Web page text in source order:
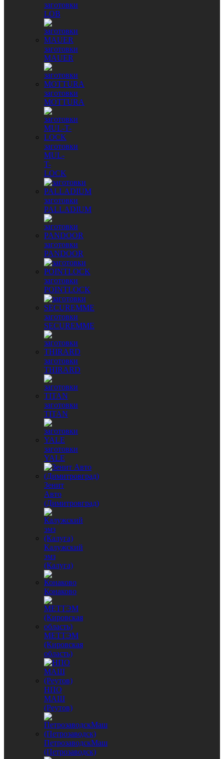
заготовки
LOB
заготовки
MAUER
заготовки
MOTTURA
заготовки
MUL-
T-
LOCK
заготовки
PALLADIUM
заготовки
PANDOOR
заготовки
POINTLOCK
заготовки
SECUREMME
заготовки
THIRARD
заготовки
TITAN
заготовки
YALE
Зенит
Авто
(Димитровград)
Калужский
эмз
(Калуга)
Конаково
МЕТТЭМ
(Кировская
область)
НПО
МАШ
(Реутов)
ПетрозаводскМаш
(Петрозаводск)